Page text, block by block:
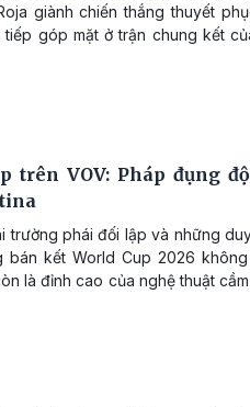
giành chiến thắng thuyết
góp mặt ở trận chung kết
trên VOV: Pháp đụng
trường phái đối lập và những
kết World Cup 2026
là đỉnh cao của nghệ thuật